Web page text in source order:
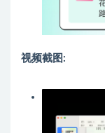
视频截图: